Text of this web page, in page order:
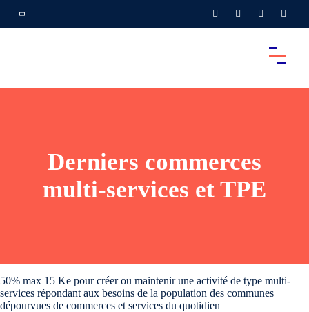
Derniers commerces
multi-services et TPE
50% max 15 Ke pour créer ou maintenir une activité de type multi-
services répondant aux besoins de la population des communes
dépourvues de commerces et services du quotidien